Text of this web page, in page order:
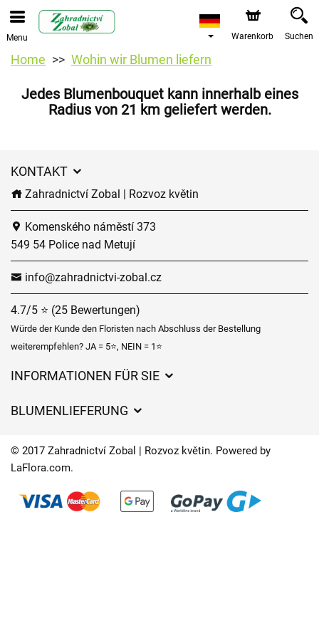
Menu Warenkorb Suchen
Home Wohin wir Blumen liefern
Jedes Blumenbouquet kann innerhalb eines
Radius von 21 km geliefert werden.
KONTAKT
Zahradnictví Zobal | Rozvoz květin
Komenského náměstí 373
549 54 Police nad Metují
info@zahradnictvi-zobal.cz
4.7/5 ⭐ (25 Bewertungen)
Würde der Kunde den Floristen nach Abschluss der Bestellung
weiterempfehlen? JA = 5⭐, NEIN = 1⭐
INFORMATIONEN FÜR SIE
Lieferzeiten für Blumen – Übersicht der Möglichkeiten
BLUMENLIEFERUNG
Wohin wir Blumen liefern
Kontakt
© 2017 Zahradnictví Zobal | Rozvoz květin. Powered by
LaFlora.com.